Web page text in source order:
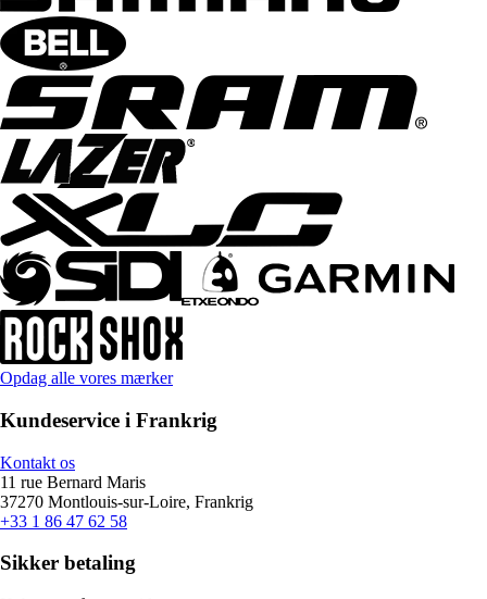
Opdag alle vores mærker
Kundeservice i Frankrig
Kontakt os
11 rue Bernard Maris
37270 Montlouis-sur-Loire, Frankrig
+33 1 86 47 62 58
Sikker betaling